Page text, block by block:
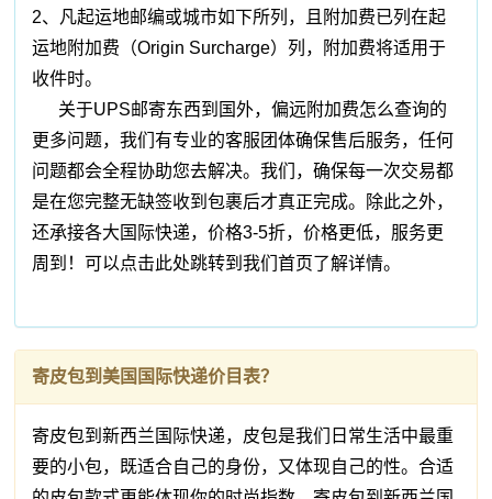
2、凡起运地邮编或城市如下所列，且附加费已列在起
运地附加费（Origin Surcharge）列，附加费将适用于
收件时。
关于UPS邮寄东西到国外，偏远附加费怎么查询的
更多问题，我们有专业的客服团体确保售后服务，任何
问题都会全程协助您去解决。我们，确保每一次交易都
是在您完整无缺签收到包裹后才真正完成。除此之外，
还承接各大国际快递，价格3-5折，价格更低，服务更
周到！可以点击此处跳转到我们首页了解详情。
寄皮包到美国国际快递价目表？
寄皮包到新西兰国际快递，皮包是我们日常生活中最重
要的小包，既适合自己的身份，又体现自己的性。合适